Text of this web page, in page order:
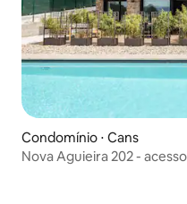
Condomínio ⋅ Cans
Nova Aguieira 202 -